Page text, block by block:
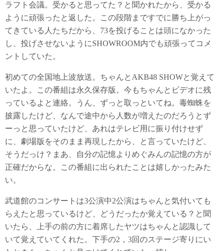
ラフト会議。受かると思ってた？と聞かれたから、受かる
ように頑張ったと返した。この段階まですでに勝ち上がっ
てきている人たちだから、73を投げることは頭になかった
し、投げさせないようにSHOWROOM内でも頑張ってコメ
ントしていた。
初めての全国地上波放送。ちゃんとAKB48 SHOWと覚えて
いたよ。この番組は永久保存版。今もちゃんとビデオに残
っているよと連絡。うん、ずっと取っといてね。毒蜘蛛を
披露したけど、なんで途中から人数が増えたのだろうとず
ーっと思っていたけど、あれはテレビ用に振り付けせず
に、劇場版をそのまま再現したから、と言っていたけど、
そうだっけ？まあ、自分の記憶よりめぐみんの記憶の方が
正確だからな。この番組に出られたことは嬉しかったみた
い。
武道館のコンサートは3公演中2公演はちゃんと気付いても
らえたと思っているけど、どうだったか覚えている？と聞
いたら、上手の前の方に着席したヤツはちゃんと認識して
いて覚えていてくれた。下手の2，3回のステージ寄りにい